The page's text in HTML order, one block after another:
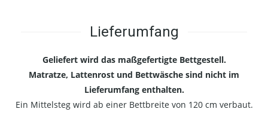
Lieferumfang
Geliefert wird das maßgefertigte Bettgestell.
Matratze, Lattenrost und Bettwäsche sind nicht im
Lieferumfang enthalten.
Ein Mittelsteg wird ab einer Bettbreite von 120 cm verbaut.